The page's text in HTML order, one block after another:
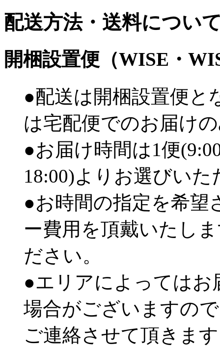
配送方法・送料につい
開梱設置便（WISE・
●配送は開梱設置便
は宅配便でのお届け
●お届け時間は1便
18:00)よりお選びいた
●お時間の指定を希望
ー費用を頂戴いたし
ださい。
●エリアによってはお
場合がございますの
ご連絡させて頂きま